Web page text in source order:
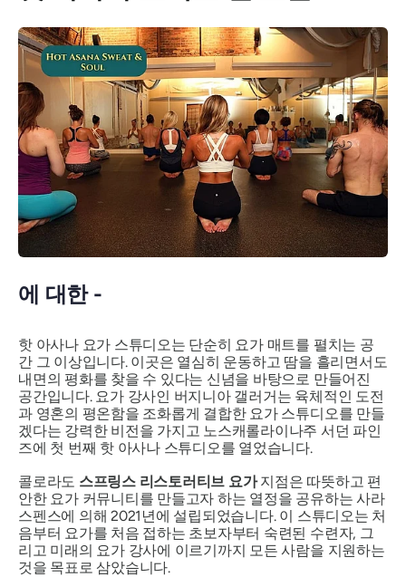
에 대한 -
핫 아사나 요가 스튜디오는 단순히 요가 매트를 펼치는 공
간 그 이상입니다. 이곳은 열심히 운동하고 땀을 흘리면서도
내면의 평화를 찾을 수 있다는 신념을 바탕으로 만들어진
공간입니다. 요가 강사인 버지니아 갤러거는 육체적인 도전
과 영혼의 평온함을 조화롭게 결합한 요가 스튜디오를 만들
겠다는 강력한 비전을 가지고 노스캐롤라이나주 서던 파인
즈에 첫 번째 핫 아사나 스튜디오를 열었습니다.
콜로라도 스프링스 리스토러티브 요가지점은 따뜻하고 편
안한 요가 커뮤니티를 만들고자 하는 열정을 공유하는 사라
스펜스에 의해 2021년에 설립되었습니다. 이 스튜디오는 처
음부터 요가를 처음 접하는 초보자부터 숙련된 수련자, 그
리고 미래의 요가 강사에 이르기까지 모든 사람을 지원하는
것을 목표로 삼았습니다.